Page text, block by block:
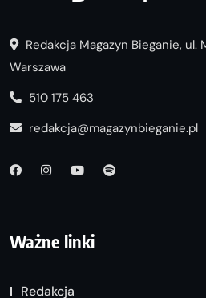
Redakcja Magazyn Bieganie,
Warszawa
510 175 463
redakcja@magazynbieganie.pl
Ważne linki
Redakcja